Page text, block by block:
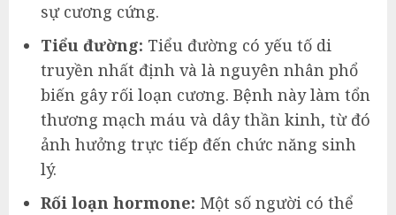
sự cương cứng.
Tiểu đường: Tiểu đường có yếu tố di
truyền nhất định và là nguyên nhân phổ
biến gây rối loạn cương. Bệnh này làm tổn
thương mạch máu và dây thần kinh, từ đó
ảnh hưởng trực tiếp đến chức năng sinh
lý.
Rối loạn hormone: Một số người có thể